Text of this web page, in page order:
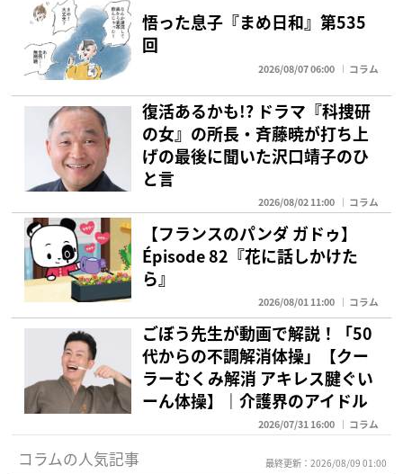
悟った息子『まめ日和』第535
回
2026/08/07 06:00 コラム
復活あるかも!? ドラマ『科捜研
の女』の所長・斉藤暁が打ち上
げの最後に聞いた沢口靖子のひ
と言
2026/08/02 11:00 コラム
【フランスのパンダ ガドゥ】
Épisode 82『花に話しかけた
ら』
2026/08/01 11:00 コラム
ごぼう先生が動画で解説！「50
代からの不調解消体操」【クー
ラーむくみ解消 アキレス腱ぐい
ーん体操】｜介護界のアイドル
2026/07/31 16:00 コラム
コラムの人気記事 最終更新：2026/08/09 01:00